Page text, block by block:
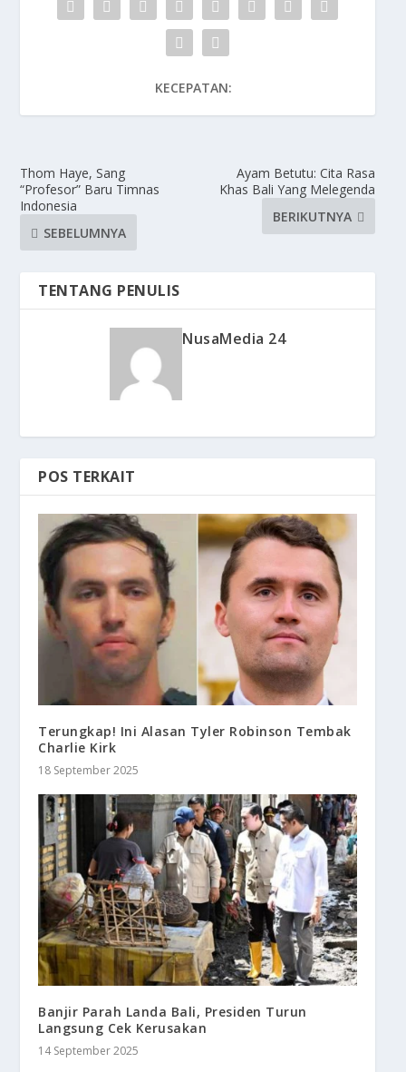
KECEPATAN:
Thom Haye, Sang
“Profesor” Baru Timnas
Indonesia
SEBELUMNYA
Ayam Betutu: Cita Rasa
Khas Bali Yang Melegenda
BERIKUTNYA
TENTANG PENULIS
NusaMedia 24
POS TERKAIT
Terungkap! Ini Alasan Tyler Robinson Tembak
Charlie Kirk
18 September 2025
Banjir Parah Landa Bali, Presiden Turun
Langsung Cek Kerusakan
14 September 2025